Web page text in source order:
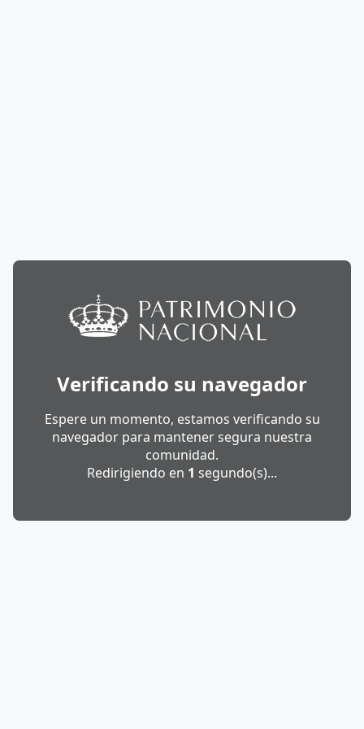
Verificando su navegador
Espere un momento, estamos verificando su
navegador para mantener segura nuestra
comunidad.
Redirigiendo en 1 segundo(s)...